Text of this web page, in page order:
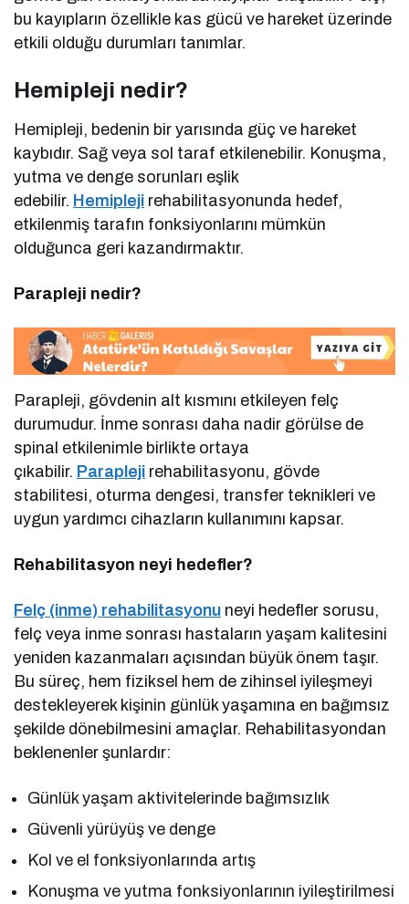
bu kayıpların özellikle kas gücü ve hareket üzerinde
etkili olduğu durumları tanımlar.
Hemipleji nedir?
Hemipleji, bedenin bir yarısında güç ve hareket
kaybıdır. Sağ veya sol taraf etkilenebilir. Konuşma,
yutma ve denge sorunları eşlik
edebilir. Hemipleji rehabilitasyonunda hedef,
etkilenmiş tarafın fonksiyonlarını mümkün
olduğunca geri kazandırmaktır.
Parapleji nedir?
Parapleji, gövdenin alt kısmını etkileyen felç
durumudur. İnme sonrası daha nadir görülse de
spinal etkilenimle birlikte ortaya
çıkabilir. Parapleji rehabilitasyonu, gövde
stabilitesi, oturma dengesi, transfer teknikleri ve
uygun yardımcı cihazların kullanımını kapsar.
Rehabilitasyon neyi hedefler?
Felç (inme) rehabilitasyonu neyi hedefler sorusu,
felç veya inme sonrası hastaların yaşam kalitesini
yeniden kazanmaları açısından büyük önem taşır.
Bu süreç, hem fiziksel hem de zihinsel iyileşmeyi
destekleyerek kişinin günlük yaşamına en bağımsız
şekilde dönebilmesini amaçlar. Rehabilitasyondan
beklenenler şunlardır:
Günlük yaşam aktivitelerinde bağımsızlık
Güvenli yürüyüş ve denge
Kol ve el fonksiyonlarında artış
Konuşma ve yutma fonksiyonlarının iyileştirilmesi